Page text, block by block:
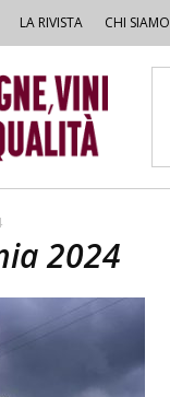
LA RIVISTA CHI SIAMO
2024